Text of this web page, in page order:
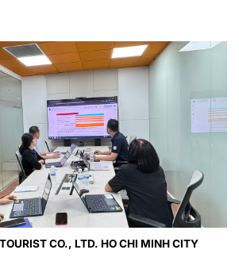
CO., LTD. HO CHI MINH CITY